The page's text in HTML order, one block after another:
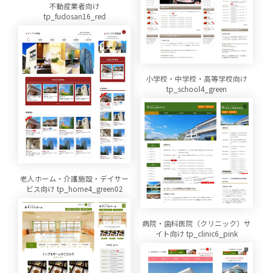
不動産業者向け
tp_fudosan16_red
小学校・中学校・高等学校向け
tp_school4_green
老人ホーム・介護施設・デイサー
ビス向け tp_home4_green02
病院・歯科医院（クリニック）サ
イト向け tp_clinic6_pink